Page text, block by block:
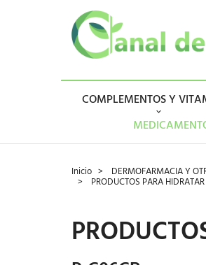
COMPLEMENTOS Y
Inicio DERMOFARMACIA Y
PRODUCTOS PARA